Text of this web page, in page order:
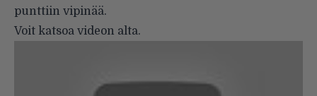
punttiin vipinää.
Voit katsoa videon alta.